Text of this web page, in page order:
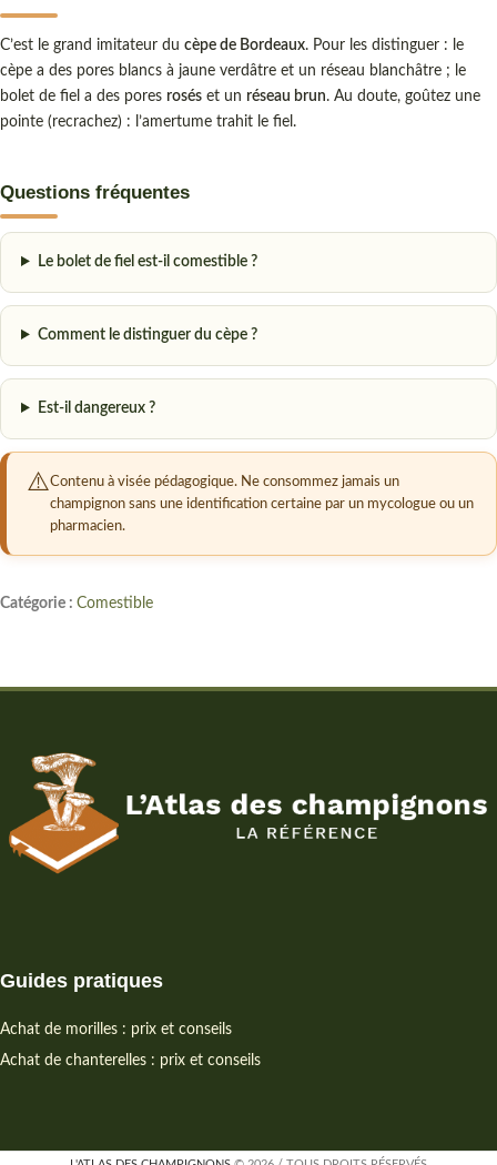
C’est le grand imitateur du cèpe de Bordeaux. Pour les distinguer : le
cèpe a des pores blancs à jaune verdâtre et un réseau blanchâtre ; le
bolet de fiel a des pores rosés et un réseau brun. Au doute, goûtez une
pointe (recrachez) : l’amertume trahit le fiel.
Questions fréquentes
Le bolet de fiel est-il comestible ?
Comment le distinguer du cèpe ?
Est-il dangereux ?
Contenu à visée pédagogique. Ne consommez jamais un
champignon sans une identification certaine par un mycologue ou un
pharmacien.
Catégorie : Comestible
Guides pratiques
Achat de morilles : prix et conseils
Achat de chanterelles : prix et conseils